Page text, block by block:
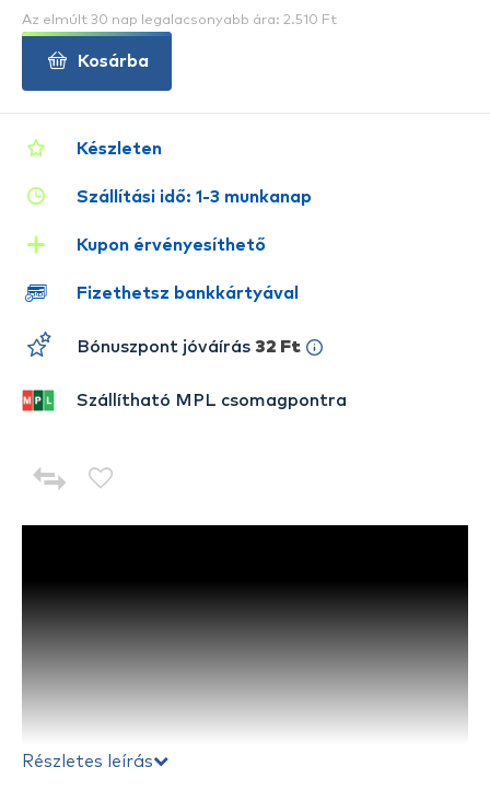
Részletes leírás
Készleten
Szállítási idő: 1-3 munkanap
Kupon érvényesíthető
Fizethetsz bankkártyával
Bónuszpont jóváírás 32 Ft
Szállítható MPL csomagpontra
Az elmúlt 30 nap legalacsonyabb ára: 2.510 Ft
Kosárba